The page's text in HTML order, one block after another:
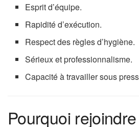
Esprit d’équipe.
Rapidité d’exécution.
Respect des règles d’hygiène.
Sérieux et professionnalisme.
Capacité à travailler sous
Pourquoi